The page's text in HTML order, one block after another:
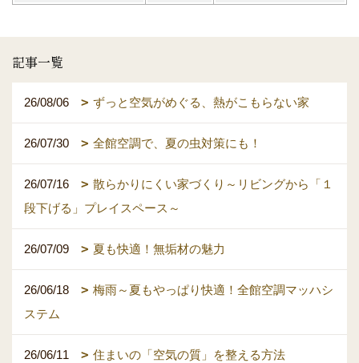
記事一覧
26/08/06 ずっと空気がめぐる、熱がこもらない家
26/07/30 全館空調で、夏の虫対策にも！
26/07/16
散らかりにくい家づくり～リビングから「１
段下げる」プレイスペース～
26/07/09 夏も快適！無垢材の魅力
26/06/18
梅雨～夏もやっぱり快適！全館空調マッハシ
ステム
26/06/11 住まいの「空気の質」を整える方法